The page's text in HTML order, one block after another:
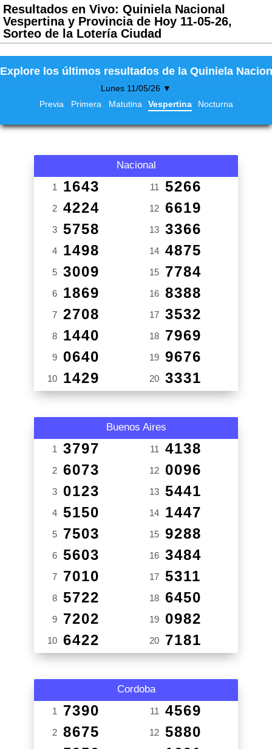
Resultados en Vivo: Quiniela Nacional
Vespertina y Provincia de Hoy 11-05-26,
Sorteo de la Lotería Ciudad
Explore los últimos resultados de la Quiniela
Lunes 11/05/26 ▼
Previa
Primera Matutina Vespertina Nocturna
Nacional
1 1643
2 4224
3 5758
4 1498
5 3009
6 1869
7 2708
8 1440
9 0640
10 1429
11 5266
12 6619
13 3366
14 4875
15 7784
16 8388
17 3532
18 7969
19 9676
20 3331
Buenos Aires
1 3797
2 6073
3 0123
4 5150
5 7503
6 5603
7 7010
8 5722
9 7202
10 6422
11 4138
12 0096
13 5441
14 1447
15 9288
16 3484
17 5311
18 6450
19 0982
20 7181
Cordoba
1 7390
2 8675
11 4569
12 5880